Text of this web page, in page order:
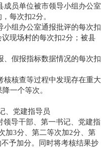
员单位被市领导小组办公室
每次扣2分。
组办公室通报批评的每次扣
现场村的每次扣2分；被县
假报指标数据情况的每次扣
核查等过程中发现存在重大
一个等次。
党建指导员
导干部、第一书记、党建指
加3分、第二等次加2分、第
予加分。同时将考核结果抄